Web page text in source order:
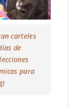
carteles
de
para